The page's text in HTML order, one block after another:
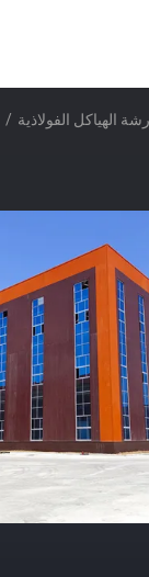
الهياكل الفولاذية /